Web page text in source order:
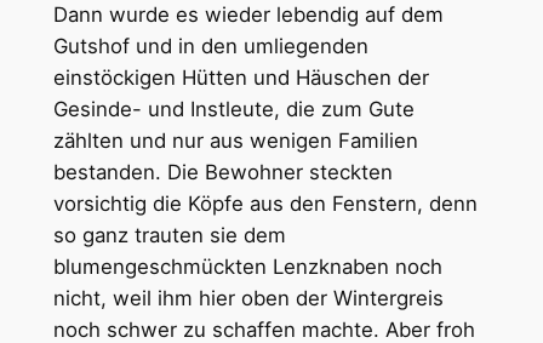
Dann wurde es wieder lebendig auf dem
Gutshof und in den umliegenden
einstöckigen Hütten und Häuschen der
Gesinde- und Instleute, die zum Gute
zählten und nur aus wenigen Familien
bestanden. Die Bewohner steckten
vorsichtig die Köpfe aus den Fenstern, denn
so ganz trauten sie dem
blumengeschmückten Lenzknaben noch
nicht, weil ihm hier oben der Wintergreis
noch schwer zu schaffen machte. Aber froh